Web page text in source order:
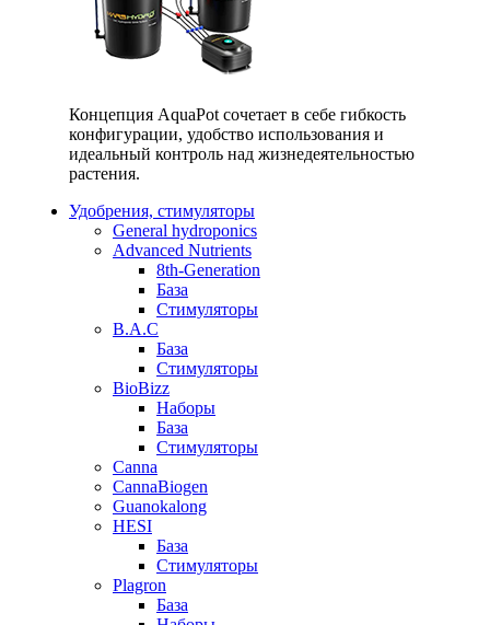
Концепция AquaPot сочетает в себе гибкость
конфигурации, удобство использования и
идеальный контроль над жизнедеятельностью
растения.
Удобрения, стимуляторы
General hydroponics
Advanced Nutrients
8th-Generation
База
Стимуляторы
B.A.C
База
Стимуляторы
BioBizz
Наборы
База
Стимуляторы
Canna
CannaBiogen
Guanokalong
HESI
База
Стимуляторы
Plagron
База